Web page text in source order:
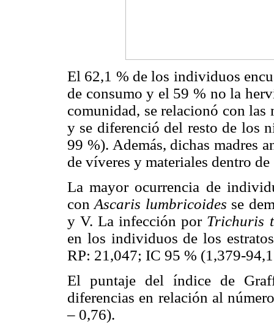
El 62,1 % de los individuos
de consumo y el 59 % no la
comunidad, se relacionó con las
y se diferenció del resto de los
99 %). Además, dichas madres
de víveres y materiales dentro
La mayor ocurrencia de
conAscaris lumbricoides se
y V. La infección por Trichuris
en los individuos de los
RP: 21,047; IC 95 % (1,379-
El puntaje del índice de
diferencias en relación al
– 0,76).